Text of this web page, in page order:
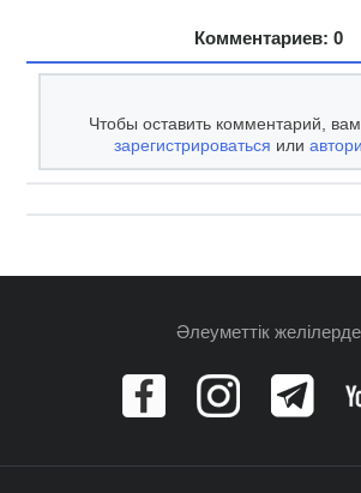
Комментариев: 0
Чтобы оставить комментарий,
зарегистрироваться или
Әлеуметтік желілерде